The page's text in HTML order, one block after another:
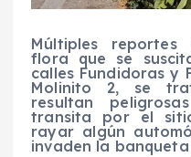
Múltiples reportes
flora que se
calles Fundidoras y
Molinito 2, se
resultan
transita por el
rayar algún
invaden la